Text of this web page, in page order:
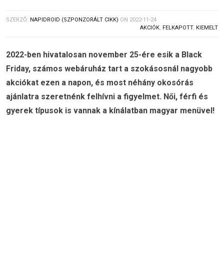
SZERZŐ: NAPIDROID (SZPONZORÁLT CIKK) ON 2022-11-24
AKCIÓK, FELKAPOTT, KIEMELT
2022-ben hivatalosan november 25-ére esik a Black
Friday, számos webáruház tart a szokásosnál nagyobb
akciókat ezen a napon, és most néhány okosórás
ajánlatra szeretnénk felhívni a figyelmet. Női, férfi és
gyerek típusok is vannak a kínálatban magyar menüvel!